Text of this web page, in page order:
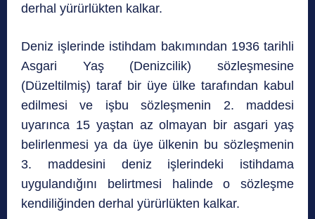
derhal yürürlükten kalkar.
Deniz işlerinde istihdam bakımından 1936 tarihli
Asgari Yaş (Denizcilik) sözleşmesine
(Düzeltilmiş) taraf bir üye ülke tarafından kabul
edilmesi ve işbu sözleşmenin 2. maddesi
uyarınca 15 yaştan az olmayan bir asgari yaş
belirlenmesi ya da üye ülkenin bu sözleşmenin
3. maddesini deniz işlerindeki istihdama
uygulandığını belirtmesi halinde o sözleşme
kendiliğinden derhal yürürlükten kalkar.